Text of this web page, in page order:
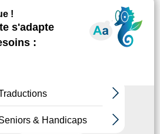
service